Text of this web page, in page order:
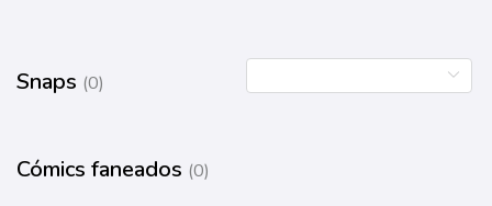
Snaps (0)
Cómics faneados (0)